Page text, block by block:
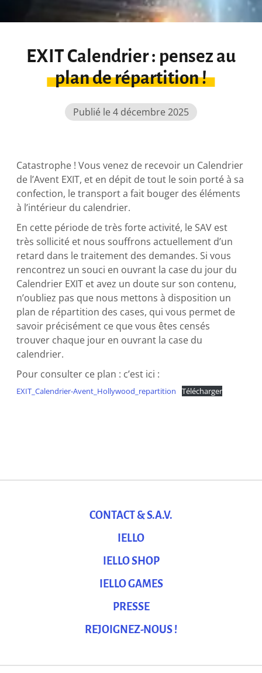
EXIT Calendrier : pensez au
plan de répartition !
Publié le 4 décembre 2025
Catastrophe ! Vous venez de recevoir un Calendrier
de l’Avent EXIT, et en dépit de tout le soin porté à sa
confection, le transport a fait bouger des éléments
à l’intérieur du calendrier.
En cette période de très forte activité, le SAV est
très sollicité et nous souffrons actuellement d’un
retard dans le traitement des demandes. Si vous
rencontrez un souci en ouvrant la case du jour du
Calendrier EXIT et avez un doute sur son contenu,
n’oubliez pas que nous mettons à disposition un
plan de répartition des cases, qui vous permet de
savoir précisément ce que vous êtes censés
trouver chaque jour en ouvrant la case du
calendrier.
Pour consulter ce plan : c’est ici :
EXIT_Calendrier-Avent_Hollywood_repartition Télécharger
CONTACT & S.A.V.
IELLO
IELLO SHOP
IELLO GAMES
PRESSE
REJOIGNEZ-NOUS !